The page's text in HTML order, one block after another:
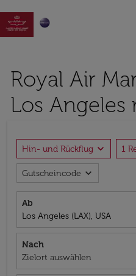

Royal Air
Los Angeles
Hin- und Rückflug expand_more 1
Gutscheincode expand_more
Ab
Los Angeles (LAX), USA
Nach
Zielort auswählen